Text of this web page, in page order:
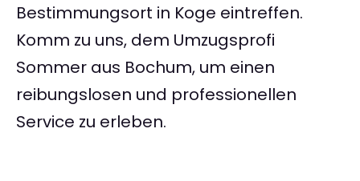
Bestimmungsort in Koge eintreffen.
Komm zu uns, dem Umzugsprofi
Sommer aus Bochum, um einen
reibungslosen und professionellen
Service zu erleben.